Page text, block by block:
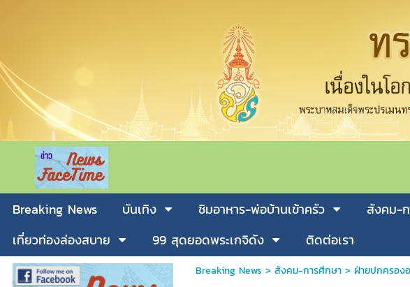
Breaking News บันเทิง ชิมอาหาร-พ่อบ้านเข้าครัว สังคม-
เที่ยวท่องล่องสบาย
99 สุดยอดพระเกจิดัง ติดต่อเรา
Breaking News > สังคม-การศีกษา> ฝ่ายปกครอง